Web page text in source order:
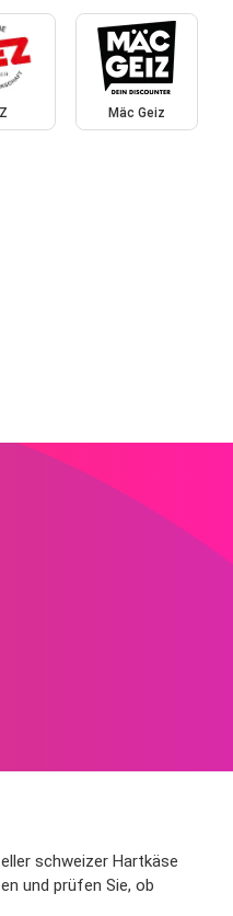
Mäc Geiz
schweizer Hartkäse
und prüfen Sie, ob